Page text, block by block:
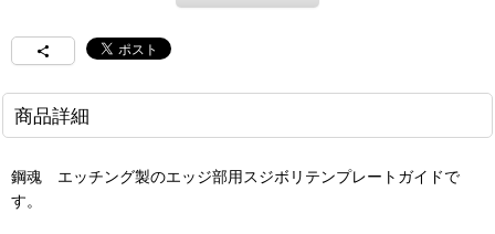
商品詳細
鋼魂 エッチング製のエッジ部用スジボリテンプレートガイドで
す。